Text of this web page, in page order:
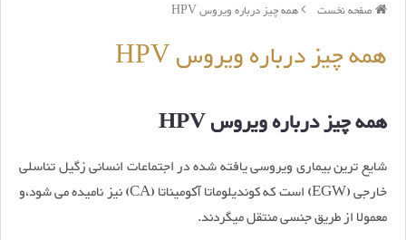
صفحه نخست همه چیز درباره ویروس HPV
همه چیز درباره ویروس HPV
همه چیز درباره ویروس HPV
شایع ترین بیماری ویروسی یافته شده در اجتماعات انسانی زگیل­ تناسلی
خارجی (EGW) است که کوندیلوماتا آکومیناتا (CA) نیز نامیده می­ شود،و
معمولا از طریق جنسی منتقل می­گردند.